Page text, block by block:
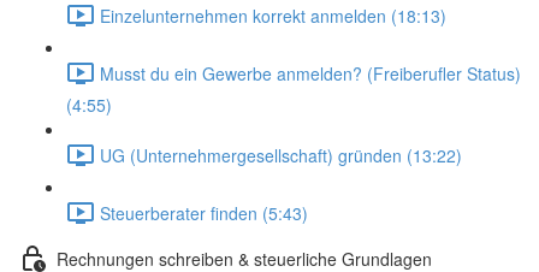
Einzelunternehmen korrekt anmelden (18:13)
Musst du ein Gewerbe anmelden? (Freiberufler Status)
(4:55)
UG (Unternehmergesellschaft) gründen (13:22)
Steuerberater finden (5:43)
Rechnungen schreiben & steuerliche Grundlagen